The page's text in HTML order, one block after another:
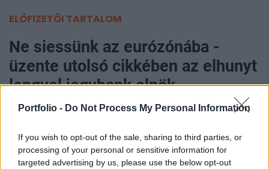
Portfolio - Do Not Process My Personal Information
If you wish to opt-out of the sale, sharing to third parties, or
processing of your personal or sensitive information for
targeted advertising by us, please use the below opt-out
ELŐFIZETŐI TARTALOM
Ne siessünk az eurózónába -
üzente utolsó cikkében az elhunyt
lengyel jegybank elnök
Nem kell annyira sietni az eurózónába - üzente